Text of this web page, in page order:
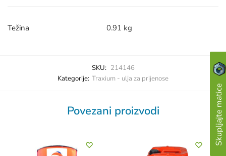
Težina 0.91 kg
SKU: 214146
Kategorije: Traxium - ulja za prijenose
Povezani proizvodi Skupljajte matice